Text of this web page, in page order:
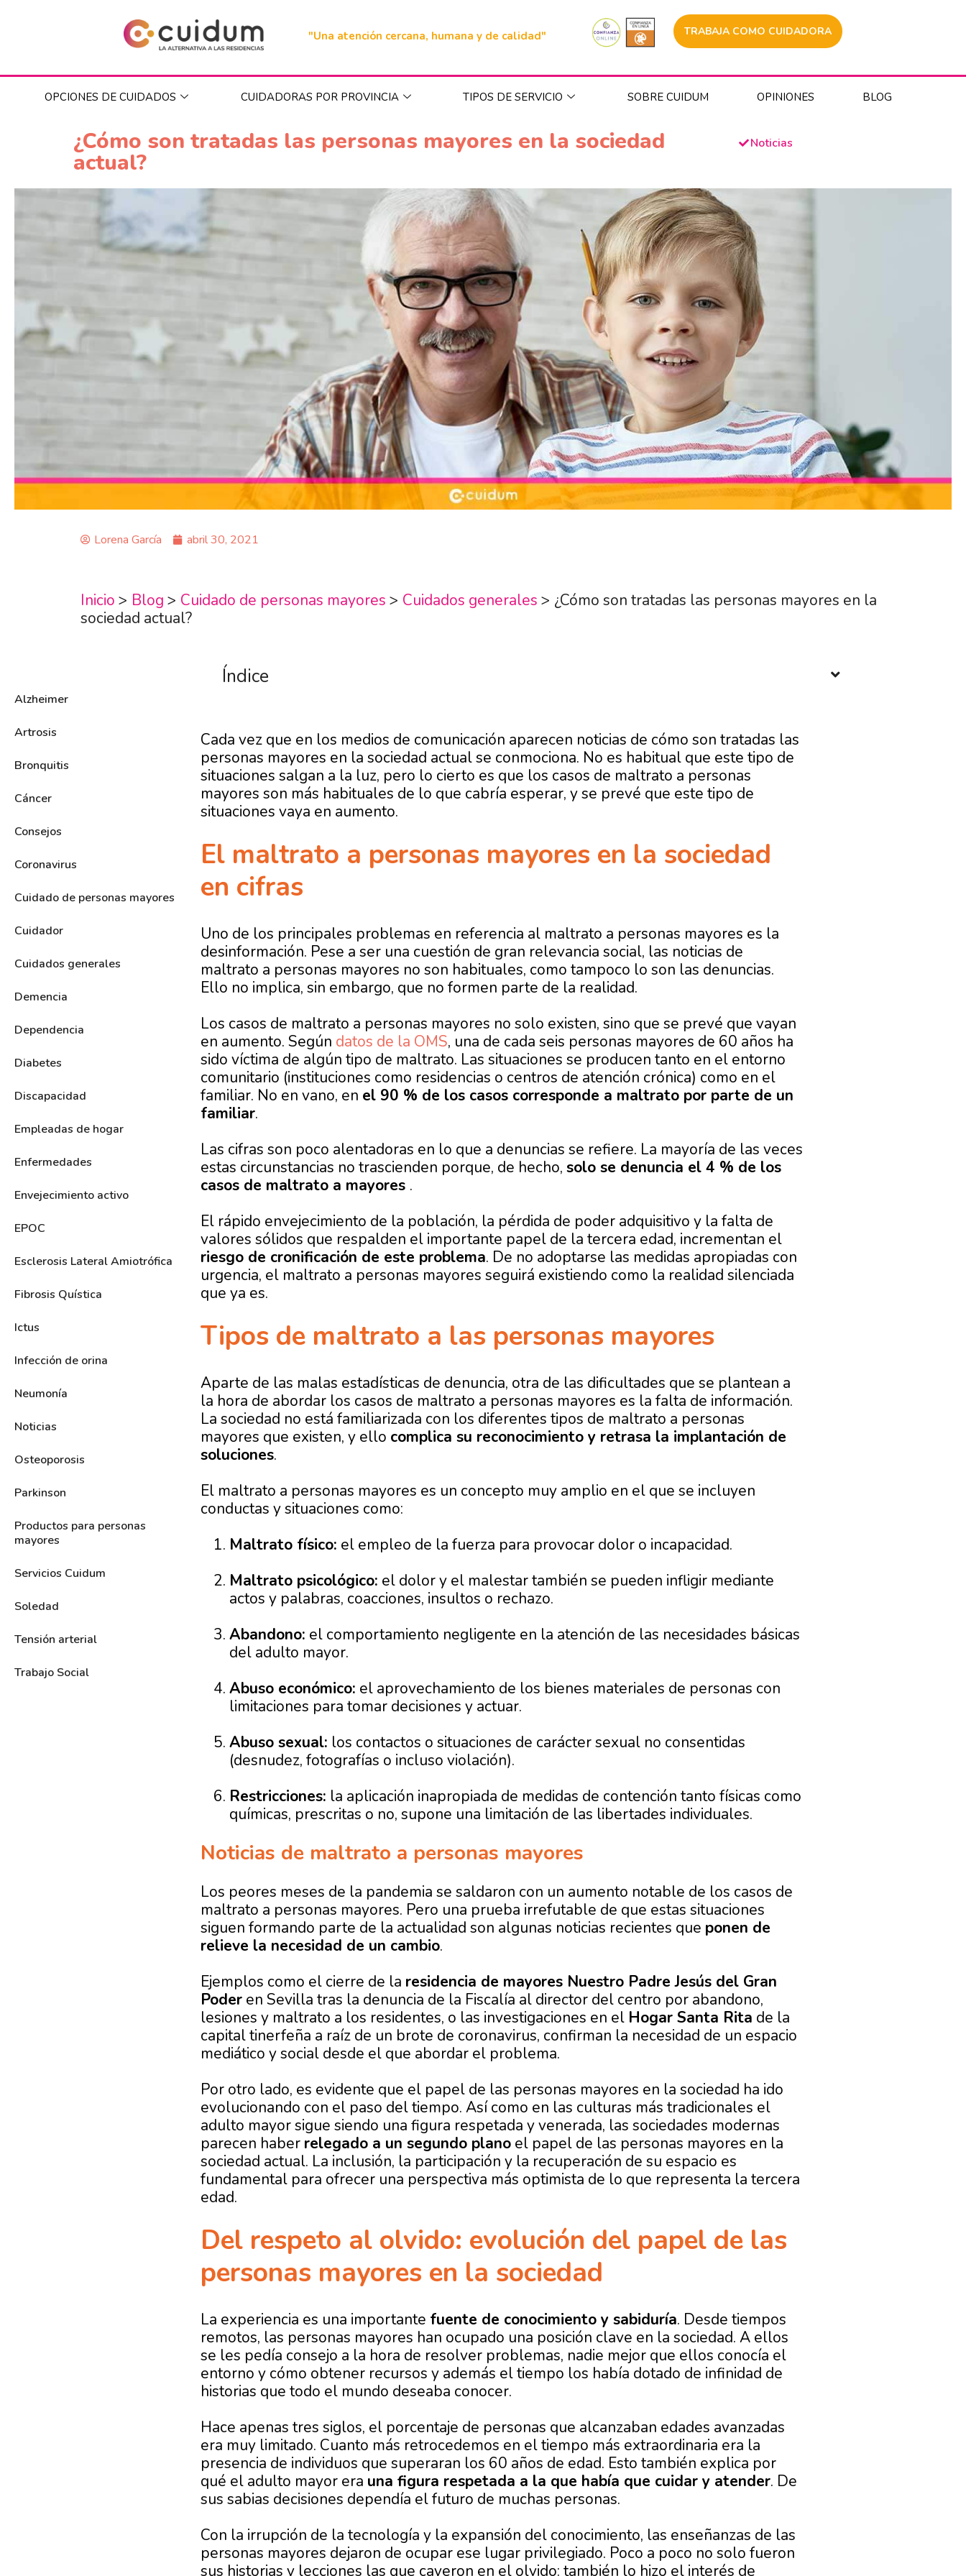
"Una atención cercana, humana y de calidad" TRABAJA COMO CUIDADORA
OPCIONES DE CUIDADOS CUIDADORAS POR PROVINCIA TIPOS DE SERVICIO SOBRE CUIDUM OPINIONES BLOG
¿Cómo son tratadas las personas mayores en la sociedad
actual?
Noticias
Lorena García abril 30, 2021
Inicio > Blog > Cuidado de personas mayores > Cuidados generales > ¿Cómo son tratadas las personas mayores en la
sociedad actual?
Alzheimer
Artrosis
Bronquitis
Cáncer
Consejos
Coronavirus
Cuidado de personas mayores
Cuidador
Cuidados generales
Demencia
Dependencia
Diabetes
Discapacidad
Empleadas de hogar
Enfermedades
Envejecimiento activo
EPOC
Esclerosis Lateral Amiotrófica
Fibrosis Quística
Ictus
Infección de orina
Neumonía
Noticias
Osteoporosis
Parkinson
Productos para personas
mayores
Servicios Cuidum
Soledad
Tensión arterial
Trabajo Social
Índice
Cada vez que en los medios de comunicación aparecen noticias de cómo son tratadas las
personas mayores en la sociedad actual se conmociona. No es habitual que este tipo de
situaciones salgan a la luz, pero lo cierto es que los casos de maltrato a personas
mayores son más habituales de lo que cabría esperar, y se prevé que este tipo de
situaciones vaya en aumento.
El maltrato a personas mayores en la sociedad
en cifras
Uno de los principales problemas en referencia al maltrato a personas mayores es la
desinformación. Pese a ser una cuestión de gran relevancia social, las noticias de
maltrato a personas mayores no son habituales, como tampoco lo son las denuncias.
Ello no implica, sin embargo, que no formen parte de la realidad.
Los casos de maltrato a personas mayores no solo existen, sino que se prevé que vayan
en aumento. Según datos de la OMS, una de cada seis personas mayores de 60 años ha
sido víctima de algún tipo de maltrato. Las situaciones se producen tanto en el entorno
comunitario (instituciones como residencias o centros de atención crónica) como en el
familiar. No en vano, en el 90 % de los casos corresponde a maltrato por parte de un
familiar.
Las cifras son poco alentadoras en lo que a denuncias se refiere. La mayoría de las veces
estas circunstancias no trascienden porque, de hecho, solo se denuncia el 4 % de los
casos de maltrato a mayores .
El rápido envejecimiento de la población, la pérdida de poder adquisitivo y la falta de
valores sólidos que respalden el importante papel de la tercera edad, incrementan el
riesgo de cronificación de este problema. De no adoptarse las medidas apropiadas con
urgencia, el maltrato a personas mayores seguirá existiendo como la realidad silenciada
que ya es.
Tipos de maltrato a las personas mayores
Aparte de las malas estadísticas de denuncia, otra de las dificultades que se plantean a
la hora de abordar los casos de maltrato a personas mayores es la falta de información.
La sociedad no está familiarizada con los diferentes tipos de maltrato a personas
mayores que existen, y ello complica su reconocimiento y retrasa la implantación de
soluciones.
El maltrato a personas mayores es un concepto muy amplio en el que se incluyen
conductas y situaciones como:
Maltrato físico: el empleo de la fuerza para provocar dolor o incapacidad.
Maltrato psicológico: el dolor y el malestar también se pueden infligir mediante
actos y palabras, coacciones, insultos o rechazo.
Abandono: el comportamiento negligente en la atención de las necesidades básicas
del adulto mayor.
Abuso económico: el aprovechamiento de los bienes materiales de personas con
limitaciones para tomar decisiones y actuar.
Abuso sexual: los contactos o situaciones de carácter sexual no consentidas
(desnudez, fotografías o incluso violación).
Restricciones: la aplicación inapropiada de medidas de contención tanto físicas como
químicas, prescritas o no, supone una limitación de las libertades individuales.
Noticias de maltrato a personas mayores
Los peores meses de la pandemia se saldaron con un aumento notable de los casos de
maltrato a personas mayores. Pero una prueba irrefutable de que estas situaciones
siguen formando parte de la actualidad son algunas noticias recientes que ponen de
relieve la necesidad de un cambio.
Ejemplos como el cierre de la residencia de mayores Nuestro Padre Jesús del Gran
Poderen Sevilla tras la denuncia de la Fiscalía al director del centro por abandono,
lesiones y maltrato a los residentes, o las investigaciones en el Hogar Santa Rita de la
capital tinerfeña a raíz de un brote de coronavirus, confirman la necesidad de un espacio
mediático y social desde el que abordar el problema.
Por otro lado, es evidente que el papel de las personas mayores en la sociedad ha ido
evolucionando con el paso del tiempo. Así como en las culturas más tradicionales el
adulto mayor sigue siendo una figura respetada y venerada, las sociedades modernas
parecen haber relegado a un segundo planoel papel de las personas mayores en la
sociedad actual. La inclusión, la participación y la recuperación de su espacio es
fundamental para ofrecer una perspectiva más optimista de lo que representa la tercera
edad.
Del respeto al olvido: evolución del papel de las
personas mayores en la sociedad
La experiencia es una importante fuente de conocimiento y sabiduría. Desde tiempos
remotos, las personas mayores han ocupado una posición clave en la sociedad. A ellos
se les pedía consejo a la hora de resolver problemas, nadie mejor que ellos conocía el
entorno y cómo obtener recursos y además el tiempo los había dotado de infinidad de
historias que todo el mundo deseaba conocer.
Hace apenas tres siglos, el porcentaje de personas que alcanzaban edades avanzadas
era muy limitado. Cuanto más retrocedemos en el tiempo más extraordinaria era la
presencia de individuos que superaran los 60 años de edad. Esto también explica por
qué el adulto mayor era una figura respetada a la que había que cuidar y atender. De
sus sabias decisiones dependía el futuro de muchas personas.
Con la irrupción de la tecnología y la expansión del conocimiento, las enseñanzas de las
personas mayores dejaron de ocupar ese lugar privilegiado. Poco a poco no solo fueron
sus historias y lecciones las que cayeron en el olvido: también lo hizo el interés de